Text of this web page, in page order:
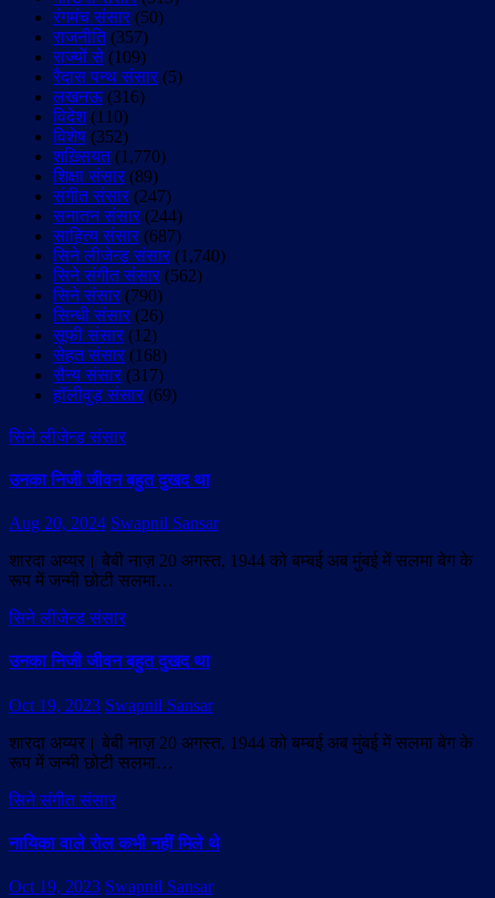
रंगमंच संसार (50)
राजनीति(357)
राज्यों से (109)
रैदास पन्थ संसार (5)
लखनऊ (316)
विदेश(110)
विशेष (352)
शख़्सियत(1,770)
शिक्षा संसार (89)
संगीत संसार (247)
सनातन संसार (244)
साहित्य संसार (687)
सिने लीजेन्ड संसार (1,740)
सिने संगीत संसार (562)
सिने संसार (790)
सिन्धी संसार (26)
सूफी संसार (12)
सेहत संसार (168)
सैन्य संसार (317)
हॉलीवुड़ संसार (69)
सिने लीजेन्ड संसार
उनका निजी जीवन बहुत दुखद था
Aug 20, 2024 Swapnil Sansar
शारदा अय्यर। बेबी नाज़ 20 अगस्त, 1944 को बम्बई अब मुंबई में सलमा बेग के
रूप में जन्मी छोटी सलमा…
सिने लीजेन्ड संसार
उनका निजी जीवन बहुत दुखद था
Oct 19, 2023 Swapnil Sansar
शारदा अय्यर। बेबी नाज़ 20 अगस्त, 1944 को बम्बई अब मुंबई में सलमा बेग के
रूप में जन्मी छोटी सलमा…
सिने संगीत संसार
नायिका वाले रोल कभी नहीं मिले थे
Oct 19, 2023 Swapnil Sansar